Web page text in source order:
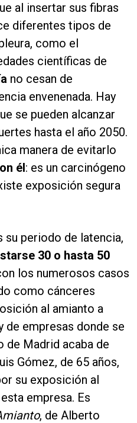
al insertar sus fibras
diferentes tipos de
como el
científicas de
no cesan de
envenenada. Hay
se pueden alcanzar
hasta el año 2050.
manera de evitarlo
él: es un carcinógeno
exposición segura
su periodo de latencia,
30 o hasta 50
los numerosos casos
como cánceres
al amianto a
de empresas donde se
de Madrid acaba de
Gómez, de 65 años,
su exposición al
empresa. Es
, de Alberto